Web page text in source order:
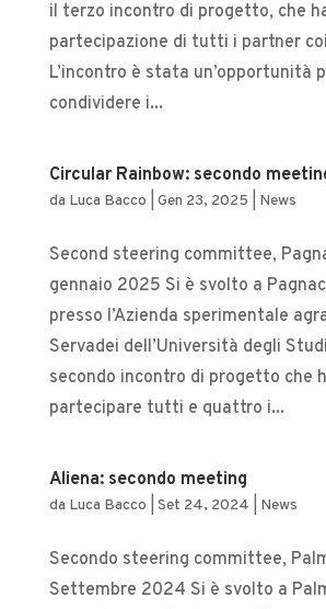
il terzo incontro di progetto, che
partecipazione di tutti i partner
L’incontro è stata un’opportunità
condividere i...
Circular Rainbow: secondo
da Luca Bacco Gen 23, 2025 News
Second steering committee,
gennaio 2025 Si è svolto a
presso l’Azienda sperimentale
Servadei dell’Università degli
secondo incontro di progetto che
partecipare tutti e quattro i...
Aliena: secondo meeting
da Luca Bacco Set 24, 2024 News
Secondo steering committee,
Settembre 2024 Si è svolto a